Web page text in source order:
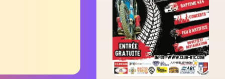
Consultez le dernier
magazine en ligne
Août2026